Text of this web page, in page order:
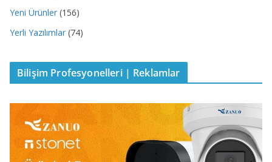
Yeni Ürünler (156)
Yerli Yazılımlar (74)
Bilişim Profesyonelleri | Reklamlar